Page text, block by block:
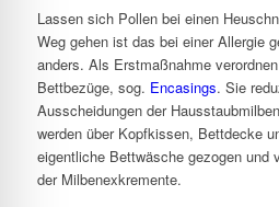
Lassen sich Pollen bei einen
Weg gehen ist das bei einer Allergie
anders. Als Erstmaßnahme
Bettbezüge, sog. Encasings. Sie
Ausscheidungen der
werden über Kopfkissen, Bettdecke
eigentliche Bettwäsche gezogen und
der Milbenexkremente.